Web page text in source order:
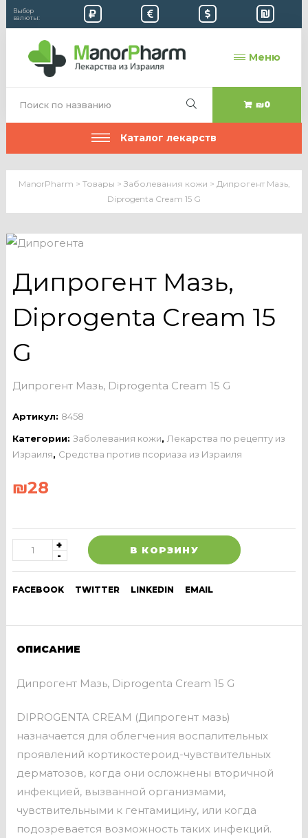
Выбор
валюты:
Меню
₪0
Каталог лекарств
ManorPharm > Товары > Заболевания кожи > Дипрогент Мазь,
Diprogenta Cream 15 G
Дипрогент Мазь,
Diprogenta Cream 15
G
Дипрогент Мазь, Diprogenta Cream 15 G
Артикул: 8458
Категории: Заболевания кожи, Лекарства по рецепту из
Израиля, Средства против псориаза из Израиля
₪28
В КОРЗИНУ
FACEBOOK TWITTER LINKEDIN EMAIL
ОПИСАНИЕ
Дипрогент Мазь, Diprogenta Cream 15 G
DIPROGENTA CREAM (Дипрогент мазь)
назначается для облегчения воспалительных
проявлений кортикостероид-чувствительных
дерматозов, когда они осложнены вторичной
инфекцией, вызванной организмами,
чувствительными к гентамицину, или когда
подозревается возможность таких инфекций.